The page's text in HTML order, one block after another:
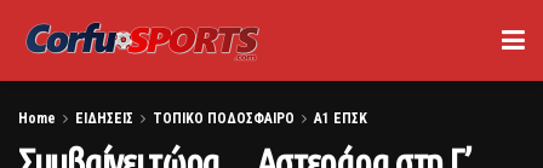
Home ΕΙΔΗΣΕΙΣ ΤΟΠΙΚΟ ΠΟΔΟΣΦΑΙΡΟ Α1 ΕΠΣΚ